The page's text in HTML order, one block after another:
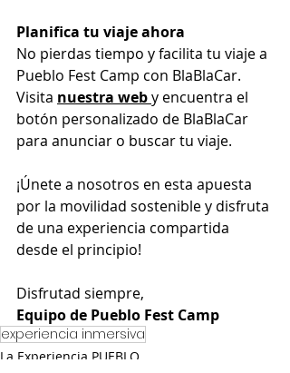
Planifica tu viaje ahora
No pierdas tiempo y facilita tu viaje a
Pueblo Fest Camp con BlaBlaCar.
Visita nuestra weby encuentra el
botón personalizado de BlaBlaCar
para anunciar o buscar tu viaje.
¡Únete a nosotros en esta apuesta
por la movilidad sostenible y disfruta
de una experiencia compartida
desde el principio!
Disfrutad siempre,
Equipo de Pueblo Fest Camp
experiencia inmersiva
La Experiencia PUEBLO